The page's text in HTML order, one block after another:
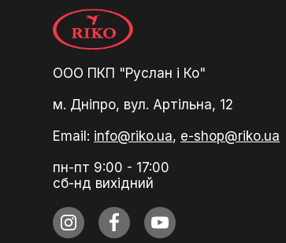
ООО ПКП "Руслан і Ко"
м. Дніпро, вул. Артільна, 12
Email: info@riko.ua, e-shop@riko.ua
пн-пт 9:00 - 17:00
сб-нд вихідний